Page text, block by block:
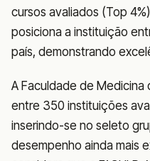
cursos avaliados (Top
posiciona a instituição
país, demonstrando
A Faculdade de Medicina
entre 350 instituições
inserindo-se no seleto
desempenho ainda mais